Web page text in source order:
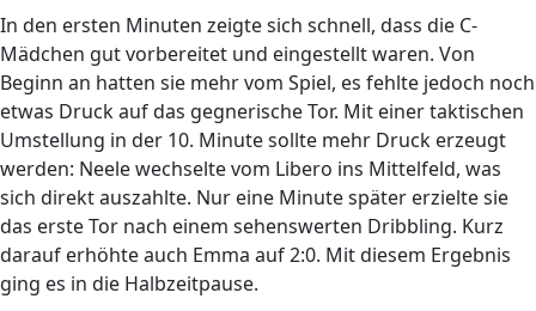
In den ersten Minuten zeigte sich schnell, dass die C-
Mädchen gut vorbereitet und eingestellt waren. Von
Beginn an hatten sie mehr vom Spiel, es fehlte jedoch noch
etwas Druck auf das gegnerische Tor. Mit einer taktischen
Umstellung in der 10. Minute sollte mehr Druck erzeugt
werden: Neele wechselte vom Libero ins Mittelfeld, was
sich direkt auszahlte. Nur eine Minute später erzielte sie
das erste Tor nach einem sehenswerten Dribbling. Kurz
darauf erhöhte auch Emma auf 2:0. Mit diesem Ergebnis
ging es in die Halbzeitpause.